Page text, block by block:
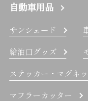
自動車用品
サンシェード
給油口グッズ
ステッカー・マグネッ
マフラーカッター